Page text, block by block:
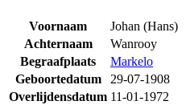
Voornaam
Johan (Hans)
Achternaam
Wanrooy
Begraafplaats
Markelo
Geboortedatum
29-07-1908
Overlijdensdatum 11-01-1972